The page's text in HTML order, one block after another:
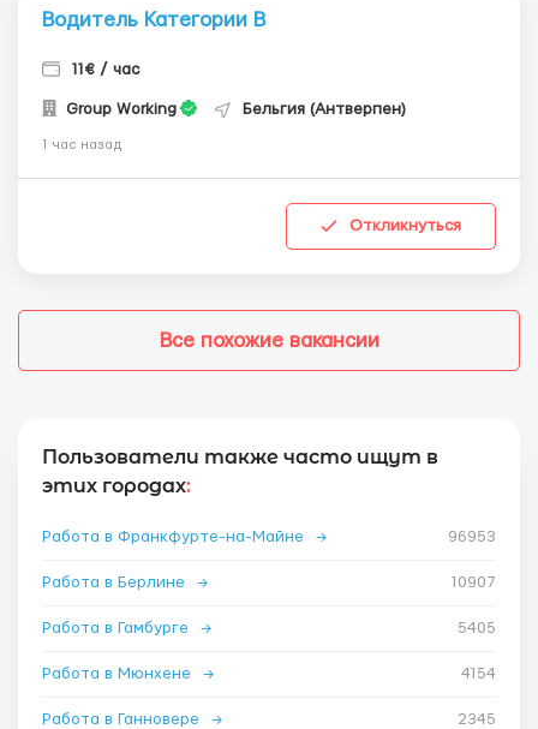
Водитель Категории В
11€ / час
Group Working Бельгия (Антверпен)
1 час назад
Откликнуться
Все похожие вакансии
Пользователи также часто ищут в
этих городах:
Работа в Франкфурте-на-Майне → 96953
Работа в Берлине → 10907
Работа в Гамбурге → 5405
Работа в Мюнхене → 4154
Работа в Ганновере → 2345